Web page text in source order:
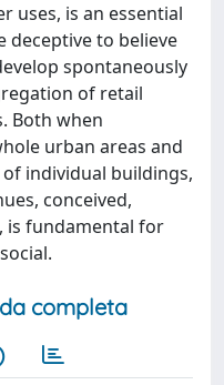
uses, is an essential
deceptive to believe
spontaneously
of retail
Both when
urban areas and
individual buildings,
conceived,
is fundamental for
completa